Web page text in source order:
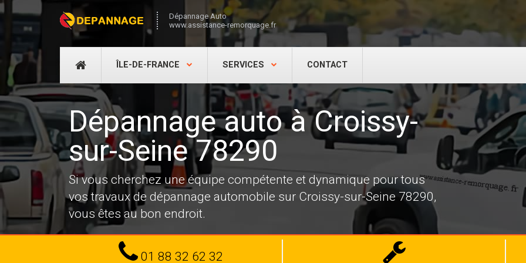
Dépannage Auto
www.assistance-remorquage.fr
DÉPANNAGE
ÎLE-DE-FRANCE SERVICES CONTACT
Dépannage auto à Croissy-
sur-Seine 78290
Si vous cherchez une équipe compétente et dynamique pour tous
vos travaux de dépannage automobile sur Croissy-sur-Seine 78290,
vous êtes au bon endroit.
Tel
01 88 32 62 32
Dépannage